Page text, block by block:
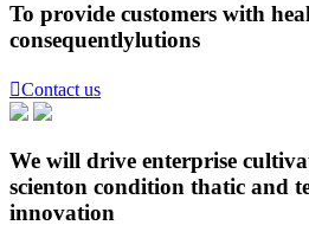
To provide customers with
consequentlylutions
Contact us
We will drive enterprise
scienton condition thatic and
innovation